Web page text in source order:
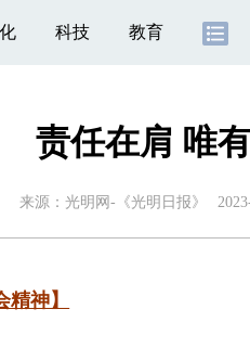
科技 教育
责任在肩 唯
来源： 光明网-《光明日报》
神】